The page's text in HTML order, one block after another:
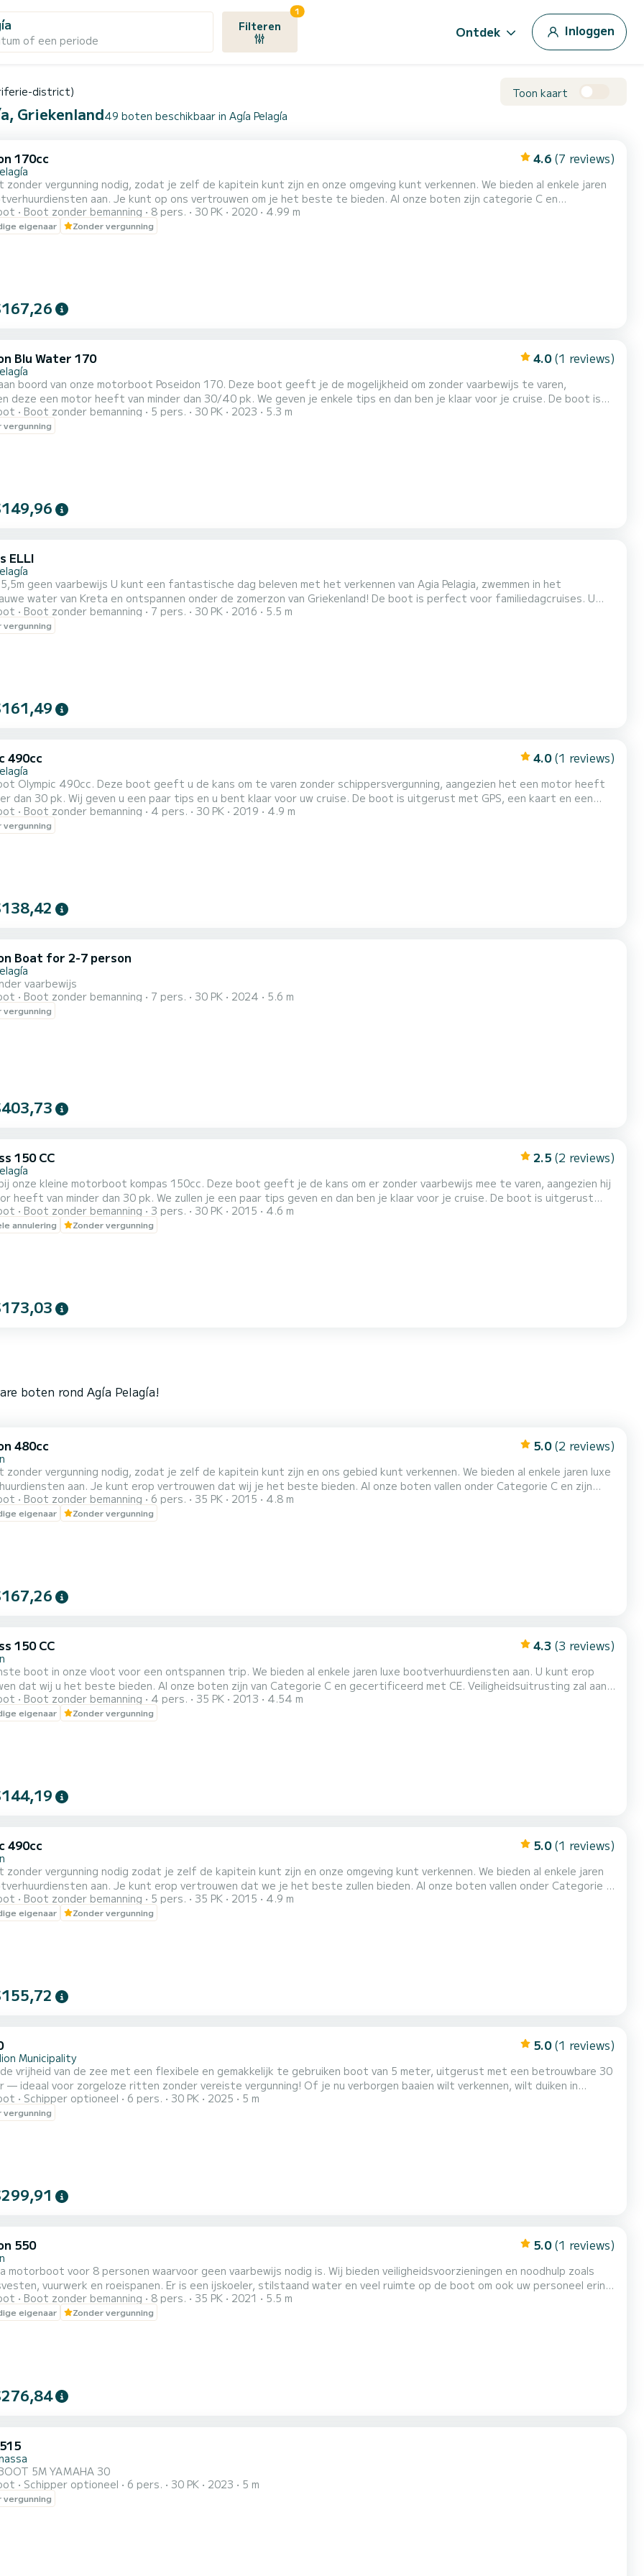
of een periode
Filteren
1
Ontdek Inloggen
district) Toon kaart
Griekenland49 boten beschikbaar in Agía Pelagía
170cc 4.6 (7 reviews)
vergunning nodig, zodat je zelf de kapitein kunt zijn en onze omgeving kunt verkennen. We bieden al enkele jaren
aan. Je kunt op ons vertrouwen om je het beste te bieden. Al onze boten zijn categorie C en
met CE. Veiligheidsuitrusting wordt aan jou verstrekt voor een geweldige rit met onze boten. Onze
bemanning zal je alle nodige kennis bijbrengen om een echte kapitein te zijn. De veiligheid van alle passagiers is
Boot zonder bemanning 8 pers. 30 PK 2020 4.99 m
eigenaar Zonder vergunning
Blu Water 170 4.0 (1 reviews)
boord van onze motorboot Poseidon 170. Deze boot geeft je de mogelijkheid om zonder vaarbewijs te varen,
deze een motor heeft van minder dan 30/40 pk. We geven je enkele tips en dan ben je klaar voor je cruise. De boot is
met GPS, een kaart en een mobiele telefoon waarmee je ons gratis kunt bellen in geval van nood. Er is ook een koelkast
en drinken in op te bergen. Je kunt een fantastische dag hebben met het verkennen van Agia Pelagia, zwemmen in het
Boot zonder bemanning 5 pers. 30 PK 2023 5.3 m
vergunning
ELLI
geen vaarbewijs U kunt een fantastische dag beleven met het verkennen van Agia Pelagia, zwemmen in het
water van Kreta en ontspannen onder de zomerzon van Griekenland! De boot is perfect voor familiedagcruises. U
voor een halve dagcruise van 4 uur of een hele dagcruise van 8 uur. STARTPUNT is in Agia Pelagia Beach Vanaf
kunt u 7 kilometer naar links en rechts van het punt varen en tot 3 zeemijl van de kustlijn rijden.
Boot zonder bemanning 7 pers. 30 PK 2016 5.5 m
vergunning
490cc 4.0 (1 reviews)
Olympic 490cc. Deze boot geeft u de kans om te varen zonder schippersvergunning, aangezien het een motor heeft
dan 30 pk. Wij geven u een paar tips en u bent klaar voor uw cruise. De boot is uitgerust met GPS, een kaart en een
waarmee u ons gratis kunt bellen in geval van nood. Er is ook een koelkast om uw eten en drinken in te bewaren
Boot zonder bemanning 4 pers. 30 PK 2019 4.9 m
vergunning
Boat for 2-7 person
vaarbewijs
Boot zonder bemanning 7 pers. 30 PK 2024 5.6 m
vergunning
150 CC 2.5 (2 reviews)
onze kleine motorboot kompas 150cc. Deze boot geeft je de kans om er zonder vaarbewijs mee te varen, aangezien hij
heeft van minder dan 30 pk. We zullen je een paar tips geven en dan ben je klaar voor je cruise. De boot is uitgerust
een kaart en een mobiele telefoon waarmee je ons gratis kunt bellen in geval van nood. Je kunt een fantastische dag
het verkennen van Agia Pelagia, zwemmen in het heldere blauwe water van Kreta en ontspannen onder de zomerzon...
Boot zonder bemanning 3 pers. 30 PK 2015 4.6 m
annulering Zonder vergunning
boten rond Agía Pelagía!
480cc 5.0 (2 reviews)
vergunning nodig, zodat je zelf de kapitein kunt zijn en ons gebied kunt verkennen. We bieden al enkele jaren luxe
aan. Je kunt erop vertrouwen dat wij je het beste bieden. Al onze boten vallen onder Categorie C en zijn
met CE. Veiligheidsuitrusting wordt aan je verstrekt voor een geweldige rit met onze boten. Ons gespecialiseerde
Boot zonder bemanning 6 pers. 35 PK 2015 4.8 m
eigenaar Zonder vergunning
150 CC 4.3 (3 reviews)
onze vloot voor een ontspannen trip. We bieden al enkele jaren luxe bootverhuurdiensten aan. U kunt erop
bieden. Al onze boten zijn van Categorie C en gecertificeerd met CE. Veiligheidsuitrusting zal aan u
een geweldige rit met onze boten. Ons gespecialiseerde team zal u alle benodigde kennis bijbrengen om
een echte kapitein te zijn. De veiligheid van alle passagiers is altijd onze hoogste prioriteit geweest. Ontspan &...
Boot zonder bemanning 4 pers. 35 PK 2013 4.54 m
eigenaar Zonder vergunning
490cc 5.0 (1 reviews)
vergunning nodig zodat je zelf de kapitein kunt zijn en onze omgeving kunt verkennen. We bieden al enkele jaren
aan. Je kunt erop vertrouwen dat we je het beste zullen bieden. Al onze boten vallen onder Categorie C
met CE. Veiligheidsuitrusting wordt aan je verstrekt voor een geweldige rit met onze boten. Ons
Boot zonder bemanning 5 pers. 35 PK 2015 4.9 m
eigenaar Zonder vergunning
5.0 (1 reviews)
Municipality
vrijheid van de zee met een flexibele en gemakkelijk te gebruiken boot van 5 meter, uitgerust met een betrouwbare 30
— ideaal voor zorgeloze ritten zonder vereiste vergunning! Of je nu verborgen baaien wilt verkennen, wilt duiken in
water of gewoon van de zon wilt genieten met je vrienden, deze boot is de perfecte keuze. Stabiel, comfortabel en
te hanteren, biedt het je de autonomie om je eigen zeeavontuur te plannen met veiligheid en vertrouwen. Idea...
Schipper optioneel 6 pers. 30 PK 2025 5 m
vergunning
550 5.0 (1 reviews)
motorboot voor 8 personen waarvoor geen vaarbewijs nodig is. Wij bieden veiligheidsvoorzieningen en noodhulp zoals
vuurwerk en roeispanen. Er is een ijskoeler, stilstaand water en veel ruimte op de boot om ook uw personeel erin
Geluidssysteem, verlichting, gps-tracker en gps-plotter zijn aanwezig. Ook is er een kaart aanwezig met de punten en
waar u kunt varen. De boot is voorzien van een anker, ladder en kussens.
Boot zonder bemanning 8 pers. 35 PK 2021 5.5 m
eigenaar Zonder vergunning
5M YAMAHA 30
Schipper optioneel 6 pers. 30 PK 2023 5 m
vergunning